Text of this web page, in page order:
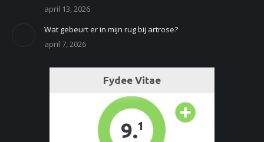
april 13, 2026
Wat gebeurt er in mijn rug bij artrose?
april 7, 2026